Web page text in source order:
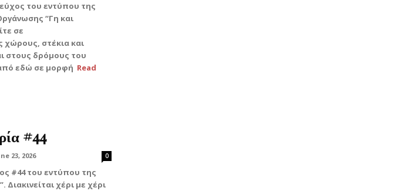
του εντύπου της
“Γη και
σε
χώρους, στέκια και
στους δρόμους του
εδώ σε μορφή Read
#44
23, 2026 0
#44 του εντύπου της
Διακινείται χέρι με χέρι